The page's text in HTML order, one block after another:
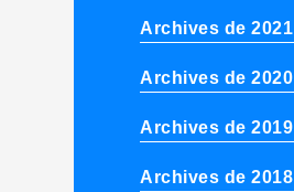
Archives de 2021
Archives de 2020
Archives de 2019
Archives de 2018